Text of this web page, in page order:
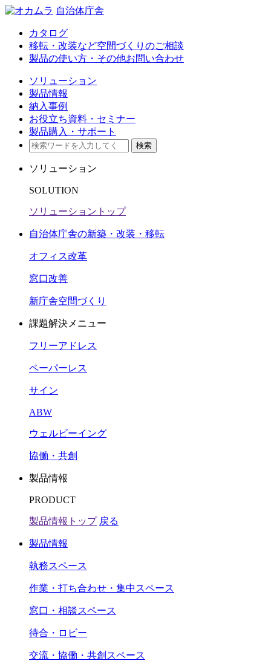
自治体庁舎
カタログ
移転・改装など空間づくりのご相談
製品の使い方・その他お問い合わせ
ソリューション
製品情報
納入事例
お役立ち資料・セミナー​
製品購入・サポート
検索
ソリューション
SOLUTION
ソリューショントップ
自治体庁舎の新築・改装・移転
オフィス改革
窓口改善
新庁舎空間づくり
課題解決メニュー
フリーアドレス
ペーパーレス
サイン
ABW
ウェルビーイング
協働・共創
製品情報
PRODUCT
製品情報トップ 戻る
製品情報
執務スペース
作業・打ち合わせ・集中スペース
窓口・相談スペース
待合・ロビー
交流・協働・共創スペース